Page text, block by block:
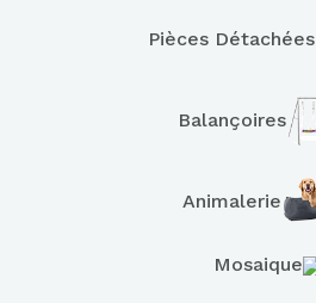
Pièces Détachées
Balançoires
Animalerie
Mosaique